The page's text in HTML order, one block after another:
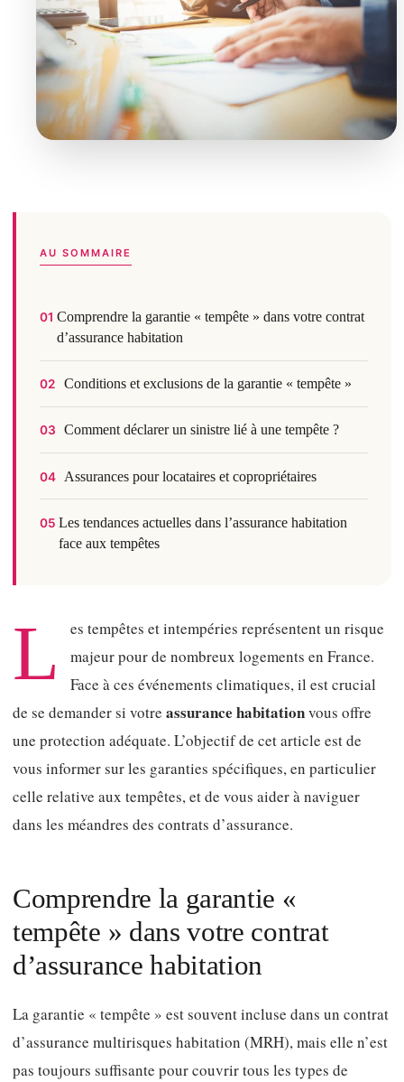
AU SOMMAIRE
01 Comprendre la garantie « tempête » dans votre contrat
d’assurance habitation
02 Conditions et exclusions de la garantie « tempête »
03 Comment déclarer un sinistre lié à une tempête ?
04 Assurances pour locataires et copropriétaires
05 Les tendances actuelles dans l’assurance habitation
face aux tempêtes
L
es tempêtes et intempéries représentent un risque
majeur pour de nombreux logements en France.
Face à ces événements climatiques, il est crucial
de se demander si votre assurance habitationvous offre
une protection adéquate. L’objectif de cet article est de
vous informer sur les garanties spécifiques, en particulier
celle relative aux tempêtes, et de vous aider à naviguer
dans les méandres des contrats d’assurance.
Comprendre la garantie «
tempête » dans votre contrat
d’assurance habitation
La garantie « tempête » est souvent incluse dans un contrat
d’assurance multirisques habitation (MRH), mais elle n’est
pas toujours suffisante pour couvrir tous les types de